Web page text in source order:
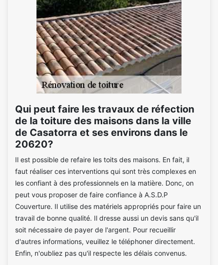
Qui peut faire les travaux de réfection
de la toiture des maisons dans la ville
de Casatorra et ses environs dans le
20620?
Il est possible de refaire les toits des maisons. En fait, il
faut réaliser ces interventions qui sont très complexes en
les confiant à des professionnels en la matière. Donc, on
peut vous proposer de faire confiance à A.S.D.P
Couverture. Il utilise des matériels appropriés pour faire un
travail de bonne qualité. Il dresse aussi un devis sans qu'il
soit nécessaire de payer de l'argent. Pour recueillir
d'autres informations, veuillez le téléphoner directement.
Enfin, n'oubliez pas qu'il respecte les délais convenus.